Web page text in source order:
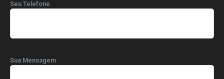
Seu Telefone
Sua Mensagem